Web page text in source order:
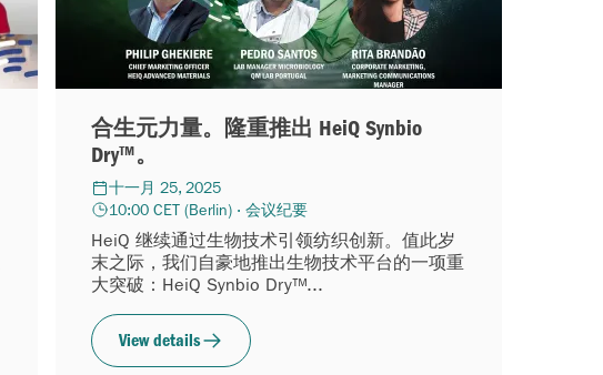
合生元力量。隆重推出 HeiQ Synbio
Dry™。
十一月 25, 2025
10:00 CET (Berlin) · 会议纪要
HeiQ 继续通过生物技术引领纺织创新。值此岁
末之际，我们自豪地推出生物技术平台的一项重
大突破：HeiQ Synbio Dry™...
View details